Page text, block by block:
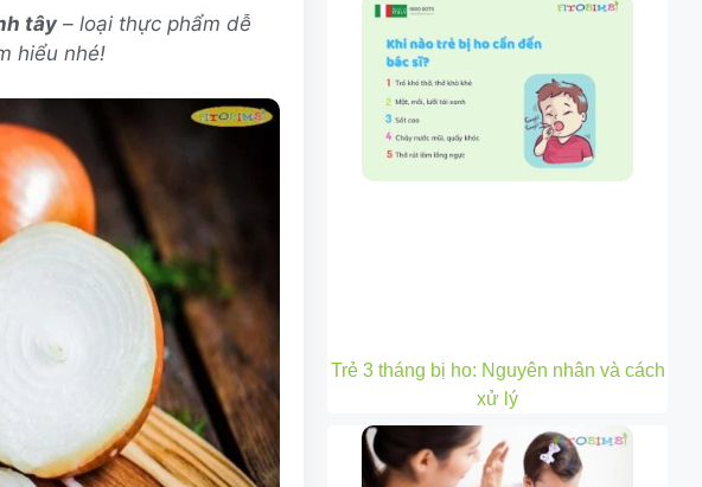
tây – loại thực phẩm dễ
hiểu nhé!
Trẻ 3 tháng bị ho: Nguyên nhân và cách
xử lý